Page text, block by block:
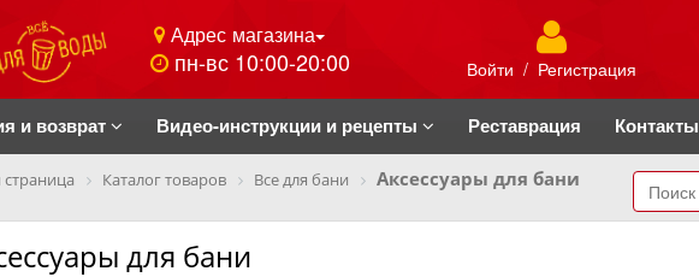
Адрес магазина
пн-вс 10:00-20:00 Войти / Регистрация
и возврат Видео-инструкции и рецепты Реставрация Контакты
страница Каталог товаров Все для бани Аксессуары для бани
для бани